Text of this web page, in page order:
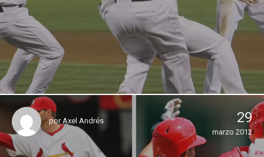
porAxel Andrés 29
marzo 2012